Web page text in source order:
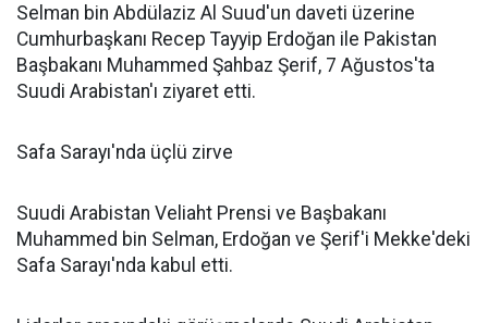
Selman bin Abdülaziz Al Suud'un daveti üzerine
Cumhurbaşkanı Recep Tayyip Erdoğan ile Pakistan
Başbakanı Muhammed Şahbaz Şerif, 7 Ağustos'ta
Suudi Arabistan'ı ziyaret etti.
Safa Sarayı'nda üçlü zirve
Suudi Arabistan Veliaht Prensi ve Başbakanı
Muhammed bin Selman, Erdoğan ve Şerif'i Mekke'deki
Safa Sarayı'nda kabul etti.